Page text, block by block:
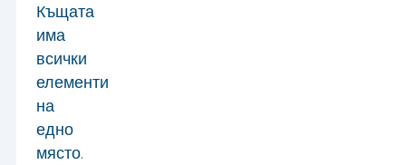
Къщата
има
всички
елементи
на
едно
място.